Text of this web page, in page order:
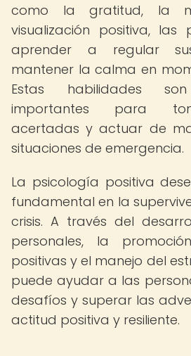
como la gratitud, la
visualización positiva, las
aprender a regular
mantener la calma en
Estas habilidades son
importantes para
acertadas y actuar de
situaciones de emergencia.
La psicología positiva
fundamental en la
crisis. A través del
personales, la
positivas y el manejo del
puede ayudar a las
desafíos y superar las
actitud positiva y resiliente.